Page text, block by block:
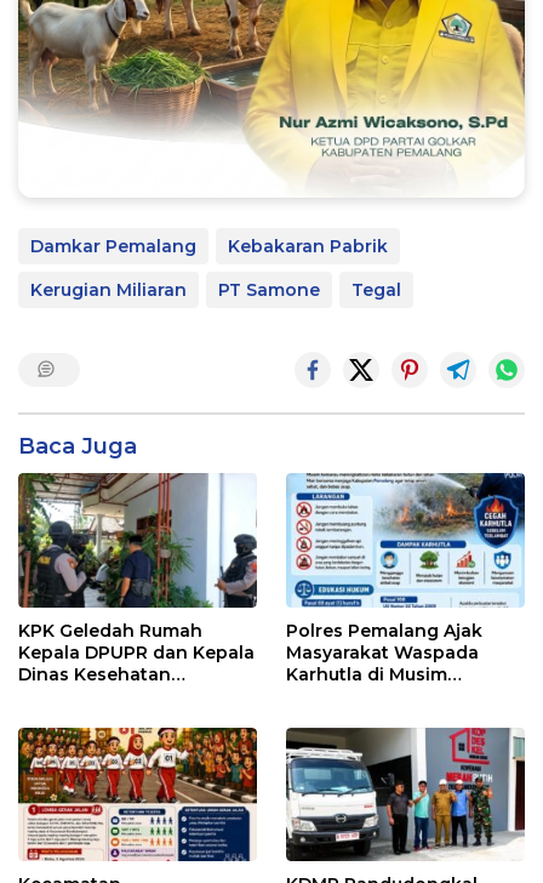
Damkar Pemalang
Kebakaran Pabrik
Kerugian Miliaran
PT Samone Tegal
Baca Juga
KPK Geledah Rumah
Kepala DPUPR dan Kepala
Dinas Kesehatan
Polres Pemalang Ajak
Masyarakat Waspada
Karhutla di Musim